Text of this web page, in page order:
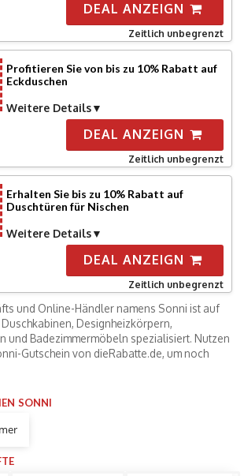
DEAL ANZEIGN
Zeitlich unbegrenzt
Profitieren Sie von bis zu 10% Rabatt auf
Eckduschen
Weitere Details
DEAL ANZEIGN
Zeitlich unbegrenzt
Erhalten Sie bis zu 10% Rabatt auf
Duschtüren für Nischen
Weitere Details
DEAL ANZEIGN
Zeitlich unbegrenzt
und Online-Händler namens Sonni ist auf
Designheizkörpern,
und Badezimmermöbeln spezialisiert. Nutzen
Gutschein von dieRabatte.de, um noch
SONNI